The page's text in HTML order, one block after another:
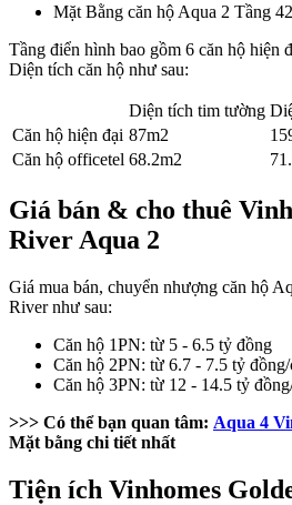
Mặt Bằng căn hộ Aqua 2 Tầng
Tầng điển hình bao gồm 6 căn hộ hiện
Diện tích căn hộ như sau:
Diện tích tim tường
Căn hộ hiện đại 87m2
Căn hộ officetel 68.2m2
Giá bán & cho thuê
River Aqua 2
Giá mua bán, chuyển nhượng căn hộ
River như sau:
Căn hộ 1PN: từ 5 - 6.5 tỷ đồng
Căn hộ 2PN: từ 6.7 - 7.5 tỷ đồng/
Căn hộ 3PN: từ 12 - 14.5 tỷ
>>> Có thể bạn quan tâm: Aqua 4
Mặt bằng chi tiết nhất
Tiện ích Vinhomes